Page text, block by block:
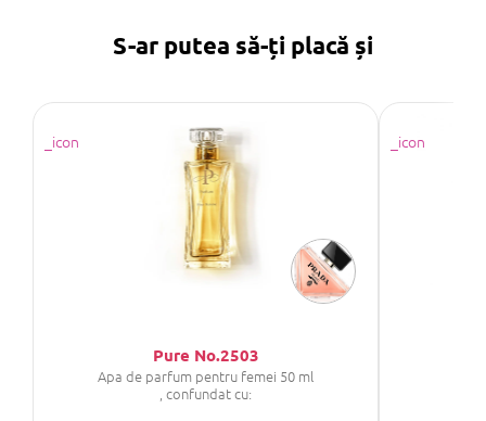
S-ar putea să-ți placă și
Pure No.2503
Apa de parfum pentru femei 50 ml
, confundat cu: